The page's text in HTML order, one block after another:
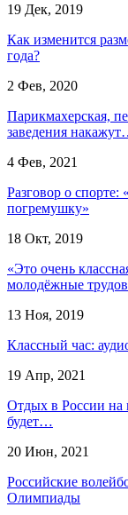
19 Дек, 2019
Как изменится
года?
2 Фев, 2020
Парикмахерская,
заведения
4 Фев, 2021
Разговор о
погремушку»
18 Окт, 2019
«Это очень
молодёжные
13 Ноя, 2019
Классный час:
19 Апр, 2021
Отдых в России на
будет…
20 Июн, 2021
Российские
Олимпиады